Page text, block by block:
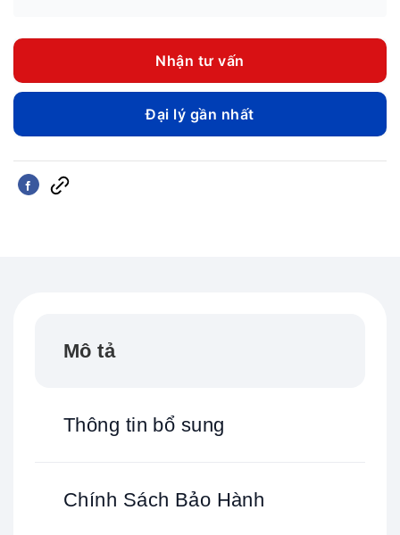
là:
275.000 ₫.
tại
150.000
Nhận tư vấn
Đại lý gần nhất
Mô tả
Thông tin bổ sung
Chính Sách Bảo Hành